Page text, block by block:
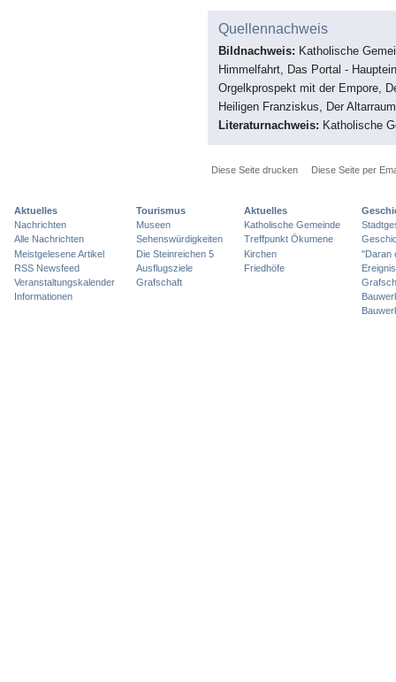
Quellennachweis
Bildnachweis: Katholische
Himmelfahrt, Das Portal -
Orgelkprospekt mit der Empore,
Heiligen Franziskus, Der
Literaturnachweis: Katholische
Diese Seite drucken Diese Seite per
Aktuelles
Nachrichten
Alle Nachrichten
Meistgelesene Artikel
RSS Newsfeed
Veranstaltungskalender
Informationen
Tourismus
Museen
Sehenswürdigkeiten
Die Steinreichen 5
Ausflugsziele
Grafschaft
Aktuelles
Katholische Gemeinde
Treffpunkt Ökumene
Kirchen
Friedhöfe
"Daran